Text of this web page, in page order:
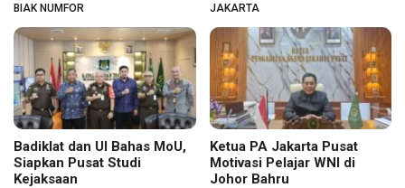
BIAK NUMFOR JAKARTA
Badiklat dan UI Bahas MoU,
Siapkan Pusat Studi
Kejaksaan
Ketua PA Jakarta Pusat
Motivasi Pelajar WNI di
Johor Bahru